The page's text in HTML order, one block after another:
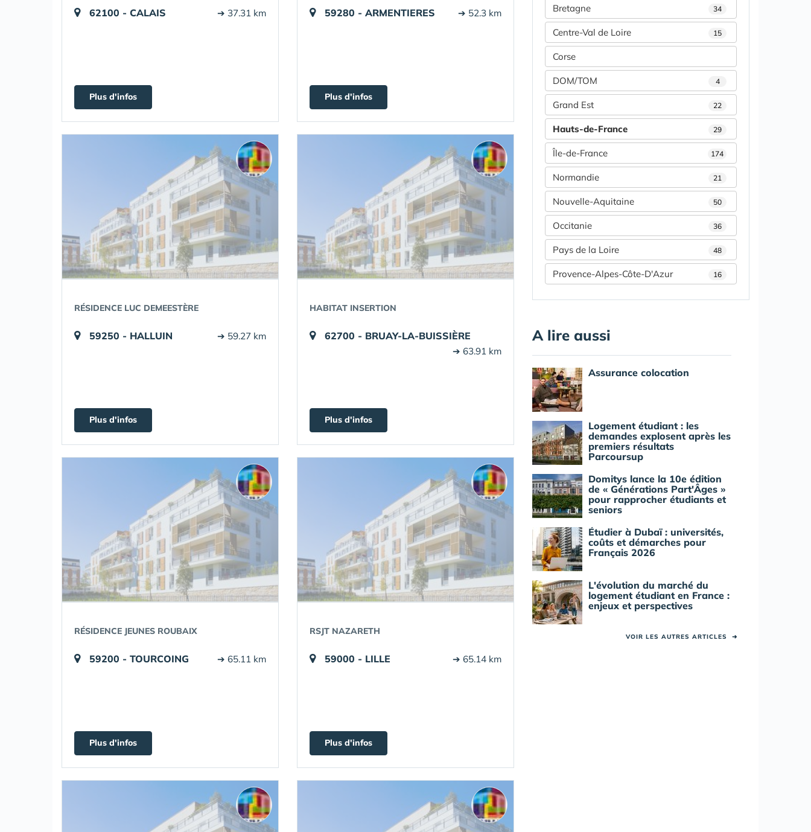
62100 - CALAIS ➔ 37.31 km
Plus d'infos
59280 - ARMENTIERES ➔ 52.3 km
Plus d'infos
RÉSIDENCE LUC DEMEESTÈRE
59250 - HALLUIN ➔ 59.27 km
Plus d'infos
HABITAT INSERTION
62700 - BRUAY-LA-BUISSIÈRE
➔ 63.91 km
Plus d'infos
RÉSIDENCE JEUNES ROUBAIX
59200 - TOURCOING ➔ 65.11 km
Plus d'infos
RSJT NAZARETH
59000 - LILLE ➔ 65.14 km
Plus d'infos
Bretagne 34
Centre-Val de Loire 15
Corse
DOM/TOM 4
Grand Est 22
Hauts-de-France 29
Île-de-France 174
Normandie 21
Nouvelle-Aquitaine 50
Occitanie 36
Pays de la Loire 48
Provence-Alpes-Côte-D'Azur 16
A lire aussi
Assurance colocation
Logement étudiant : les
demandes explosent après les
premiers résultats
Parcoursup
Domitys lance la 10e édition
de « Générations Part'Âges »
pour rapprocher étudiants et
seniors
Étudier à Dubaï : universités,
coûts et démarches pour
Français 2026
L'évolution du marché du
logement étudiant en France :
enjeux et perspectives
VOIR LES AUTRES ARTICLES ➜